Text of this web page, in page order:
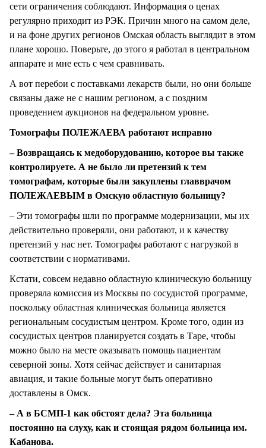
сети ограничения соблюдают. Информация о ценах
регулярно приходит из РЭК. Причин много на самом деле,
и на фоне других регионов Омская область выглядит в этом
плане хорошо. Поверьте, до этого я работал в центральном
аппарате и мне есть с чем сравнивать.
А вот перебои с поставками лекарств были, но они больше
связаны даже не с нашим регионом, а с поздним
проведением аукционов на федеральном уровне.
Томографы ПОЛЕЖАЕВА работают исправно
– Возвращаясь к медоборудованию, которое вы также
контролируете. А не было ли претензий к тем
томографам, которые были закуплены главврачом
ПОЛЕЖАЕВЫМ в Омскую областную больницу?
– Эти томографы шли по программе модернизации, мы их
действительно проверяли, они работают, и к качеству
претензий у нас нет. Томографы работают с нагрузкой в
соответствии с нормативами.
Кстати, совсем недавно областную клиническую больницу
проверяла комиссия из Москвы по сосудистой программе,
поскольку областная клиническая больница является
региональным сосудистым центром. Кроме того, один из
сосудистых центров планируется создать в Таре, чтобы
можно было на месте оказывать помощь пациентам
северной зоны. Хотя сейчас действует и санитарная
авиация, и такие больные могут быть оперативно
доставлены в Омск.
– А в БСМП-1 как обстоят дела? Эта больница
постоянно на слуху, как и стоящая рядом больница им.
Кабанова.